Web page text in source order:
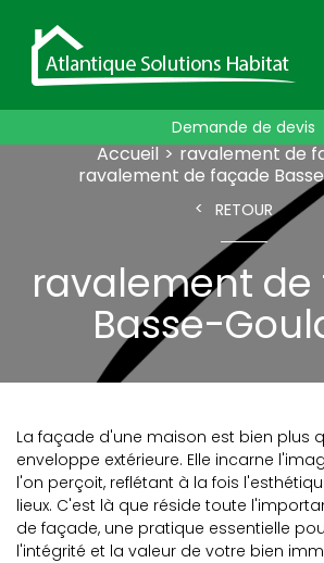
Demande de devis
Accueil
ravalement de
ravalement de façade
RETOUR
ravalement de
Basse-
La façade d'une maison est bien plus
enveloppe extérieure. Elle incarne
l'on perçoit, reflétant à la fois
lieux. C'est là que réside toute
de façade, une pratique essentielle
l'intégrité et la valeur de votre bien